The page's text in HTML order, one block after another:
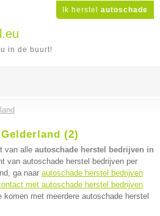
Ik herstel autoschade
in de buurt!
(2)
van alle autoschade herstel bedrijven in
van autoschade herstel bedrijven per
ga naar autoschade herstel bedrijven
met autoschade herstel bedrijven
met meerdere autoschade herstel